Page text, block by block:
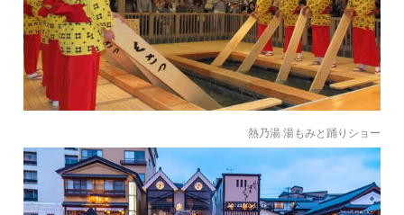
熱乃湯 湯もみと踊りショー